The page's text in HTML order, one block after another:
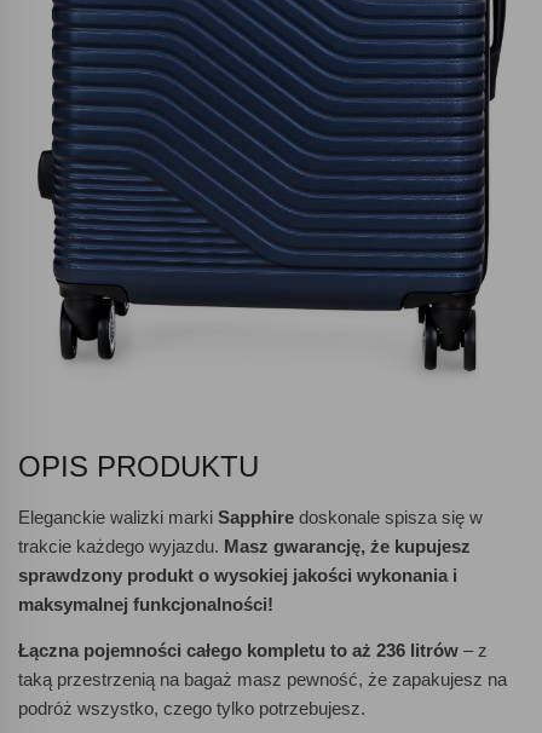
OPIS PRODUKTU
Eleganckie walizki marki Sapphire doskonale spisza się w
trakcie każdego wyjazdu. Masz gwarancję, że kupujesz
sprawdzony produkt o wysokiej jakości wykonania i
maksymalnej funkcjonalności!
Łączna pojemności całego kompletu to aż 236 litrów – z
taką przestrzenią na bagaż masz pewność, że zapakujesz na
podróż wszystko, czego tylko potrzebujesz.